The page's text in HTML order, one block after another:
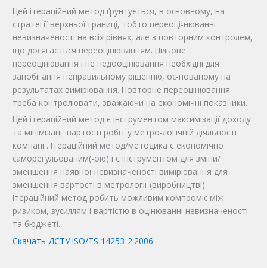
Цей ітераційний метод ґрунтується, в основному, на
стратегії верхньої границі, тобто переоці-нюванні
невизначеності на всіх рівнях, але з повторним контролем,
що досягається переоцінюванням. Цільове
переоцінювання і не недооцінювання необхідні для
запобігання неправильному рішенню, ос-нованому на
результатах вимірювання. Повторне переоцінювання
треба контролювати, зважаючи на економічні показники.
Цей ітераційний метод є інструментом максимізації доходу
та мінімізації вартості робіт у метро-логічній діяльності
компанії. Ітераційний метод/методика є економічно
саморегульованим(-ою) і є інструментом для зміни/
зменшення наявної невизначеності вимірювання для
зменшення вартості в метрології (виробництві).
Ітераційний метод робить можливим компроміс між
ризиком, зусиллям і вартістю в оцінюванні невизначеності
та бюджеті.
Скачать ДСТУ ISO/TS 14253-2:2006